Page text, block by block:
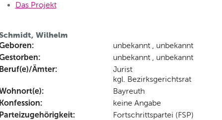
Das Projekt
Wilhelm
unbekannt , unbekannt
unbekannt , unbekannt
Ämter:
Jurist
kgl. Bezirksgerichtsrat
Bayreuth
keine Angabe
Fortschrittspartei (FSP)